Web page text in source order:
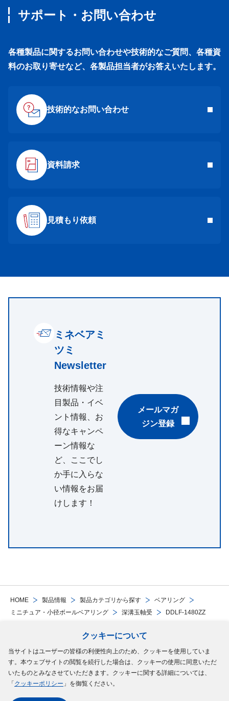
クッキーについて
当サイトはユーザーの皆様の利便性向上のため、クッキーを使用していま
す。本ウェブサイトの閲覧を続行した場合は、クッキーの使用に同意いただ
いたものとみなさせていただきます。クッキーに関する詳細については、
「 クッキーポリシー 」を御覧ください。
HOME 製品情報 製品カテゴリから探す
ベアリング
ミニチュア・小径ボールベアリング
深溝玉軸受 DDLF-1480ZZ
サポート・お問い合わせ
各種製品に関するお問い合わせや技術的なご質問、各種資
料のお取り寄せなど、各製品担当者がお答えいたします。
技術的なお問い合わせ
資料請求
見積もり依頼
ミネベアミ
ツミ
Newsletter
技術情報や注
目製品・イベ
ント情報、お
得なキャンペ
ーン情報な
ど、ここでし
か手に入らな
い情報をお届
けします！
メールマガ
ジン登録
サイトマップご利用規約個人情報の保護についてクッキーポリシー
ソーシャルメディアポリシー